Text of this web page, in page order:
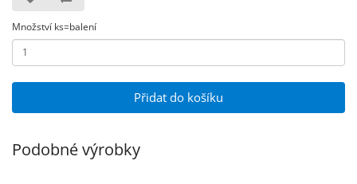
Množství ks=balení
Přidat do košíku
Podobné výrobky